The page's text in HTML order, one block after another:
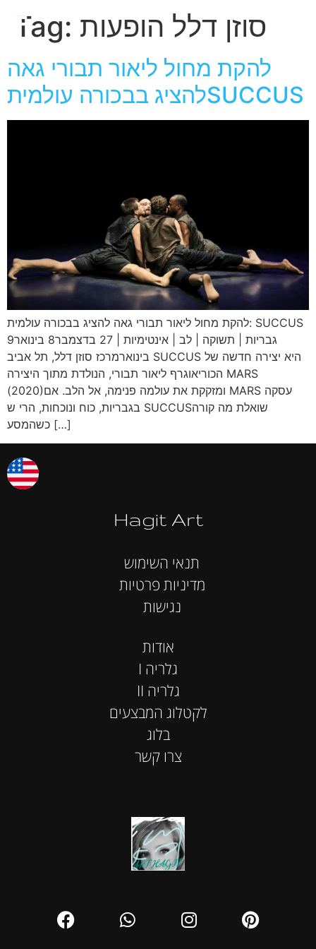
Tag: סוזן דלל הופעות
להקת מחול ליאור תבורי גאה
להציג בבכורה עולמיתSUCCUS
להקת מחול ליאור תבורי גאה להציג בבכורה עולמית: SUCCUS
גבריות | תשוקה | לב | אינטימיות | 27 בדצמבר8 בינואר9
בינוארמרכז סוזן דלל, תל אביב SUCCUS היא יצירה חדשה של
הכוריאוגרף ליאור תבורי, הנולדת מתוך היצירה MARS
(2020)ומזקקת את עולמה פנימה, אל הלב. אם MARS עסקה
בגבריות, כוח ונוכחות, הרי ש SUCCUSשואלת מה קורה
כשהמסע […]
Hagit Art
אודות
I גלריה
II גלריה
לקטלוג המבצעים
בלוג
צרו קשר
תנאי השימוש
מדיניות פרטיות
נגישות